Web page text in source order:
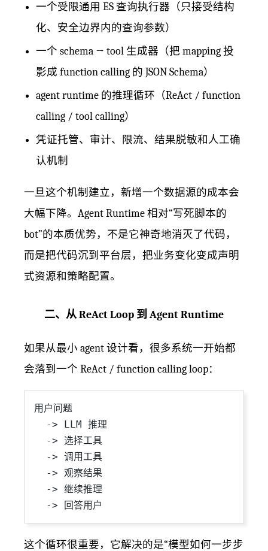
一个受限通用 ES 查询执行器（只接受结构
化、安全边界内的查询参数）
一个 schema → tool 生成器（把 mapping 投
影成 function calling 的 JSON Schema）
agent runtime 的推理循环（ReAct / function
calling / tool calling）
凭证托管、审计、限流、结果脱敏和人工确
认机制
一旦这个机制建立，新增一个数据源的成本会
大幅下降。Agent Runtime 相对“写死脚本的
bot”的本质优势，不是它神奇地消灭了代码，
而是把代码沉到平台层，把业务变化变成声明
式资源和策略配置。
二、从 ReAct Loop 到 Agent Runtime
如果从最小 agent 设计看，很多系统一开始都
会落到一个 ReAct / function calling loop：
用户问题
  -> LLM 推理
  -> 选择工具
  -> 调用工具
  -> 观察结果
  -> 继续推理
这个循环很重要，它解决的是“模型如何一步步